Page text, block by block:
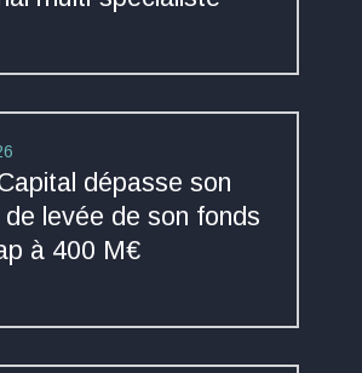
dépasse son
levée de son fonds
à 400 M€